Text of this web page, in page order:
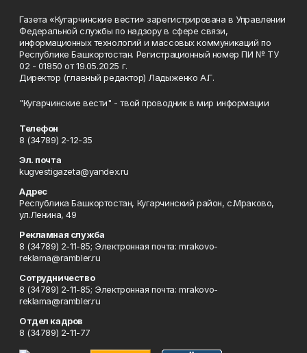
Газета «Кугарчинские вести» зарегистрирована в Управлении
Федеральной службы по надзору в сфере связи,
информационных технологий и массовых коммуникаций по
Республике Башкортостан. Регистрационный номер ПИ № ТУ
02 - 01850 от 19.05.2025 г.
Директор (главный редактор) Ладыженко А.Г.
"Кугарчинские вести" - твой проводник в мир информации
Телефон
8 (34789) 2-12-35
Эл. почта
kugvestigazeta@yandex.ru
Адрес
Республика Башкортостан, Кугарчинский район, с.Мраково,
ул.Ленина, 49
Рекламная служба
8 (34789) 2-11-85; Электронная почта: mrakovo-
reklama@rambler.ru
Сотрудничество
8 (34789) 2-11-85; Электронная почта: mrakovo-
reklama@rambler.ru
Отдел кадров
8 (34789) 2-11-77